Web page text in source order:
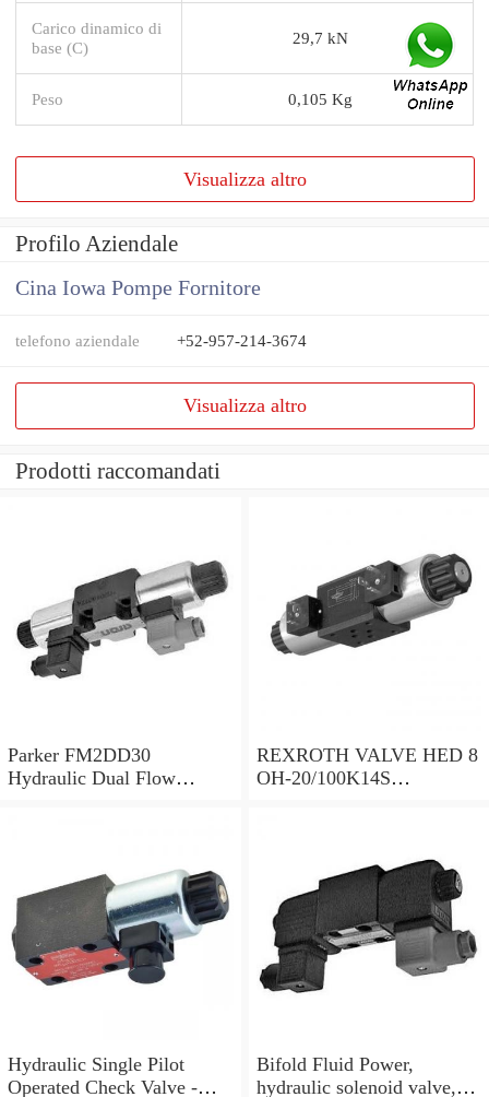
Carico dinamico di
base (C)
29,7 kN
Peso 0,105 Kg
Visualizza altro
Profilo Aziendale
Cina Iowa Pompe Fornitore
telefono aziendale +52-957-214-3674
Visualizza altro
Prodotti raccomandati
Parker FM2DD30
Hydraulic Dual Flow
REXROTH VALVE HED 8
OH-20/100K14S
Hydraulic Single Pilot
Operated Check Valve -
Bifold Fluid Power,
hydraulic solenoid valve,